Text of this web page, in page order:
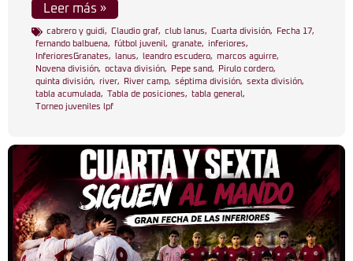
Leer más »
cabrero y guidi, Claudio graf, club lanus, Cuarta división, Fecha 17,
fernando balbuena, fútbol juvenil , granate, inferiores,
InferioresGranates, lanus, leandro escudero, marcos aguirre,
Novena división, octava división, Pepe sand, Pirulo cordero,
quinta división, river, River camp, séptima división, sexta división,
tabla acumulada, Tabla de posiciones, tabla general ,
Torneo juveniles lpf